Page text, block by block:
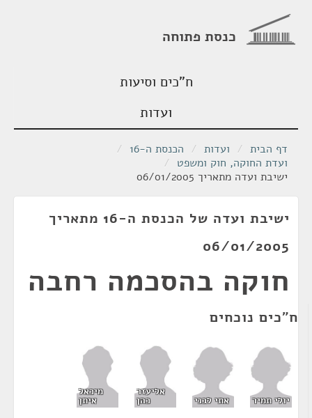
כנסת פתוחה
ח"כים וסיעות
ועדות
דף הבית / ועדות / הכנסת ה-16
/
ועדת החוקה, חוק ומשפט /
ישיבת ועדה מתאריך 06/01/2005
ישיבת ועדה של הכנסת ה-16 מתאריך
06/01/2005
חוקה בהסכמה רחבה
ח"כים נוכחים
יולי תמיר אתי לבני
אליעזר
כהן
מיכאל
איתן